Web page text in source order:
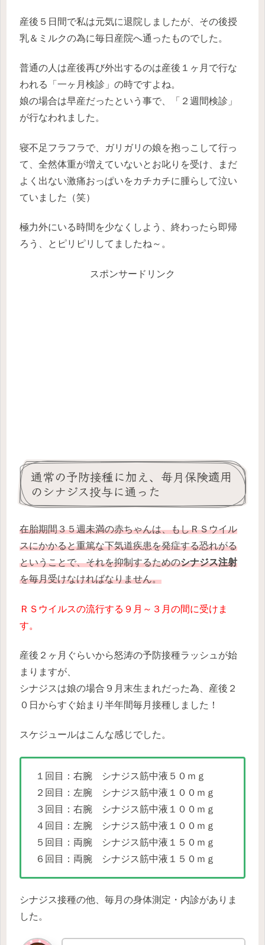
産後５日間で私は元気に退院しましたが、その後授
乳＆ミルクの為に毎日産院へ通ったものでした。
普通の人は産後再び外出するのは産後１ヶ月で行な
われる「一ヶ月検診」の時ですよね。
娘の場合は早産だったという事で、「２週間検診」
が行なわれました。
寝不足フラフラで、ガリガリの娘を抱っこして行っ
て、全然体重が増えていないとお叱りを受け、まだ
よく出ない激痛おっぱいをカチカチに腫らして泣い
ていました（笑）
極力外にいる時間を少なくしよう、終わったら即帰
ろう、とピリピリしてましたね～。
スポンサードリンク
通常の予防接種に加え、毎月保険適用
のシナジス投与に通った
在胎期間３５週未満の赤ちゃんは、もしＲＳウイル
スにかかると重篤な下気道疾患を発症する恐れがる
ということで、それを抑制するためのシナジス注射
を毎月受けなければなりません。
ＲＳウイルスの流行する９月～３月の間に受けま
す。
産後２ヶ月ぐらいから怒涛の予防接種ラッシュが始
まりますが、
シナジスは娘の場合９月末生まれだった為、産後２
０日からすぐ始まり半年間毎月接種しました！
スケジュールはこんな感じでした。
１回目：右腕 シナジス筋中液５０ｍｇ
２回目：左腕 シナジス筋中液１００ｍｇ
３回目：右腕 シナジス筋中液１００ｍｇ
４回目：左腕 シナジス筋中液１００ｍｇ
５回目：両腕 シナジス筋中液１５０ｍｇ
６回目：両腕 シナジス筋中液１５０ｍｇ
シナジス接種の他、毎月の身体測定・内診がありま
した。